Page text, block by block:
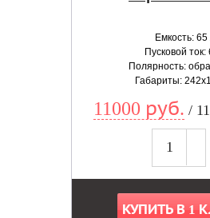
Емкость: 65
Пусковой
Полярность:
Габариты:
11000 руб. /
КУПИТЬ В 1